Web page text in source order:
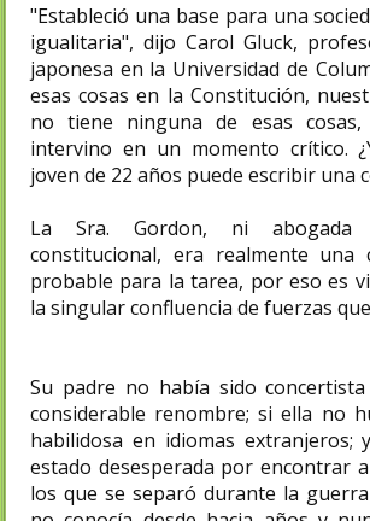
"Estableció una base para una
igualitaria", dijo Carol Gluck,
japonesa en la Universidad de
esas cosas en la Constitución,
no tiene ninguna de esas cosas,
intervino en un momento crítico.
joven de 22 años puede escribir una
La Sra. Gordon, ni abogada
constitucional, era realmente una
probable para la tarea, por eso es
la singular confluencia de fuerzas
Su padre no había sido
considerable renombre; si ella no
habilidosa en idiomas extranjeros;
estado desesperada por encontrar
los que se separó durante la